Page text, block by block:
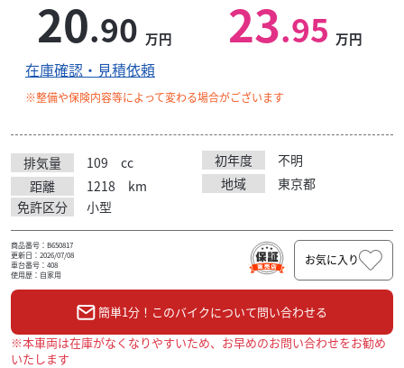
20.90 万円 23.95 万円
在庫確認・見積依頼
※整備や保険内容等によって変わる場合がございます
排気量 109 cc 初年度
不明
距離
1218 km 地域
東京都
免許区分
小型
商品番号：B650817
更新日：2026/07/08
車台番号：408
使用歴：自家用
お気に入り
簡単1分！このバイクについて問い合わせる
※本車両は在庫がなくなりやすいため、お早めのお問い合わせをお勧め
いたします